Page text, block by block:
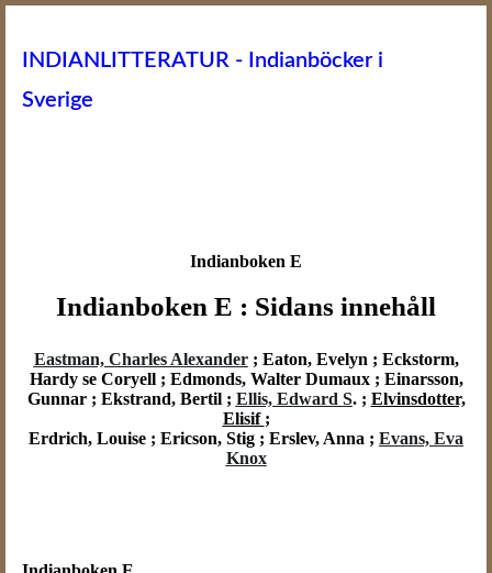
INDIANLITTERATUR - Indianböcker i
Sverige
Indianboken E
Indianboken E : Sidans innehåll
Eastman, Charles Alexander; Eaton, Evelyn ; Eckstorm,
Hardy se Coryell ; Edmonds, Walter Dumaux ; Einarsson,
Gunnar ; Ekstrand, Bertil ; Ellis, Edward S. ; Elvinsdotter,
Elisif ;
Erdrich, Louise ; Ericson, Stig ; Erslev, Anna ; Evans, Eva
Knox